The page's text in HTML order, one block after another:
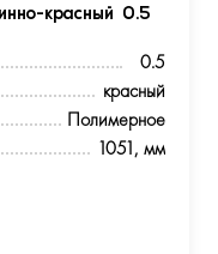
красный 0.5
0.5
красный
Полимерное
1051, мм